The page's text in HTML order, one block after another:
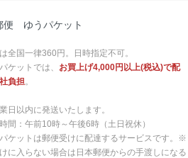
便 ゆうパケット
全国一律360円。日時指定不可。
ケットでは、 お買上げ4,000円以上(税込)で配
負担 。
日以内に発送いたします。
間：午前10時～午後6時（土日祝休）
パケットは郵便受けに配達するサービスです。※
に入らない場合は日本郵便からの手渡しになる